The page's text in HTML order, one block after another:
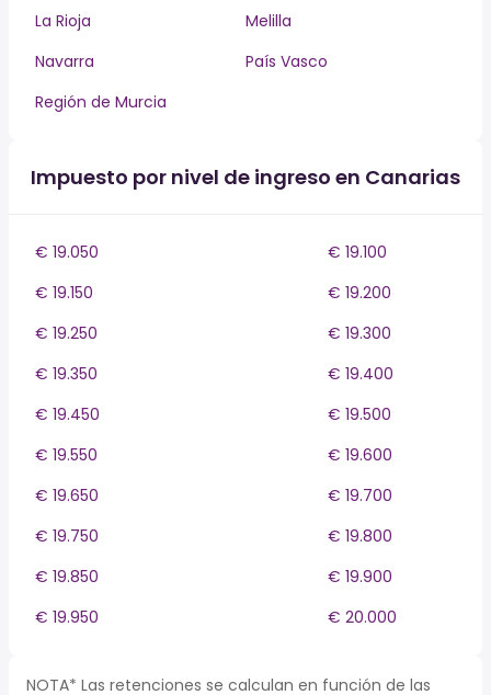
La Rioja
Melilla
Navarra
País Vasco
Región de Murcia
Impuesto por nivel de ingreso en Canarias
€ 19.050
€ 19.100
€ 19.150
€ 19.200
€ 19.250
€ 19.300
€ 19.350
€ 19.400
€ 19.450
€ 19.500
€ 19.550
€ 19.600
€ 19.650
€ 19.700
€ 19.750
€ 19.800
€ 19.850
€ 19.900
€ 19.950
€ 20.000
NOTA* Las retenciones se calculan en función de las